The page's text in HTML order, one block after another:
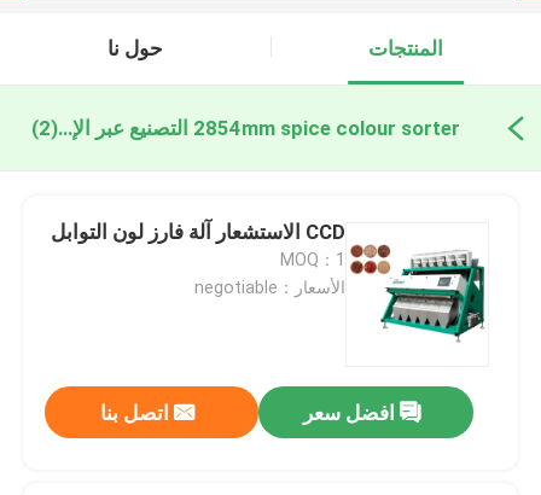
المنتجات حول نا
2854mm spice colour sorter التصنيع عبر الإنترنت(2)
CCD الاستشعار آلة فارز لون التوابل
MOQ：1
الأسعار：negotiable
افضل سعر اتصل بنا